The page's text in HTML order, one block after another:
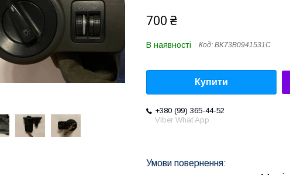
700 ₴
В наявності Код: BK73B0941531C
Купити
+380 (99) 365-44-52
Viber What’App